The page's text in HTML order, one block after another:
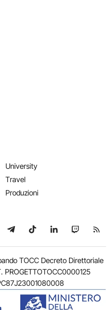
University
Travel
Produzioni
YouTube
su WhatsApp
Seguici su Telegram
Seguici su TikTok
Seguici su
Seguici
TOCC Decreto Direttoriale
PROGETTOTOCC0000125